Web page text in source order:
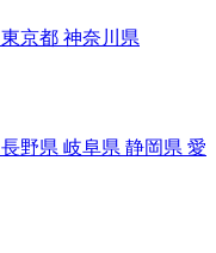
東京都 神奈川県
長野県 岐阜県 静岡県 愛